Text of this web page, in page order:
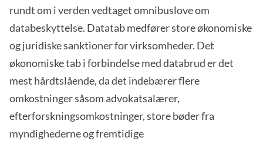
rundt om i verden vedtaget omnibuslove om
databeskyttelse. Datatab medfører store økonomiske
og juridiske sanktioner for virksomheder. Det
økonomiske tab i forbindelse med databrud er det
mest hårdtslående, da det indebærer flere
omkostninger såsom advokatsalærer,
efterforskningsomkostninger, store bøder fra
myndighederne og fremtidige